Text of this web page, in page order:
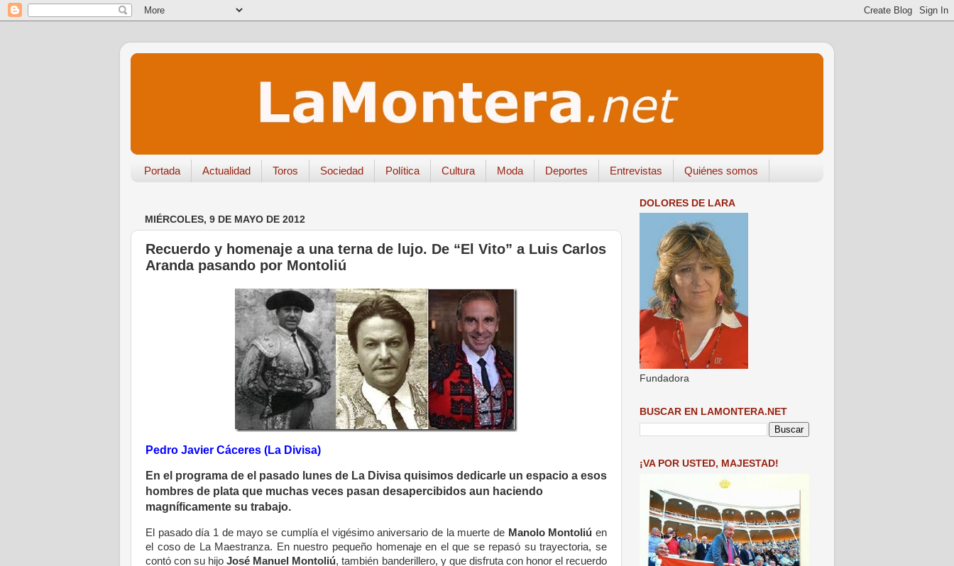
Portada Actualidad Toros Sociedad Política Cultura Moda Deportes Entrevistas Quiénes somos
MIÉRCOLES, 9 DE MAYO DE 2012
Recuerdo y homenaje a una terna de lujo. De “El Vito” a Luis Carlos
Aranda pasando por Montoliú
Pedro Javier Cáceres (La Divisa)
En el programa de el pasado lunes de La Divisa quisimos dedicarle un espacio a esos
hombres de plata que muchas veces pasan desapercibidos aun haciendo
magníficamente su trabajo.
El pasado día 1 de mayo se cumplía el vigésimo aniversario de la muerte de Manolo Montoliú en
el coso de La Maestranza. En nuestro pequeño homenaje en el que se repasó su trayectoria, se
contó con su hijoJosé Manuel Montoliú, también banderillero, y que disfruta con honor el recuerdo
DOLORES DE LARA
Fundadora
BUSCAR EN LAMONTERA.NET
¡VA POR USTED, MAJESTAD!